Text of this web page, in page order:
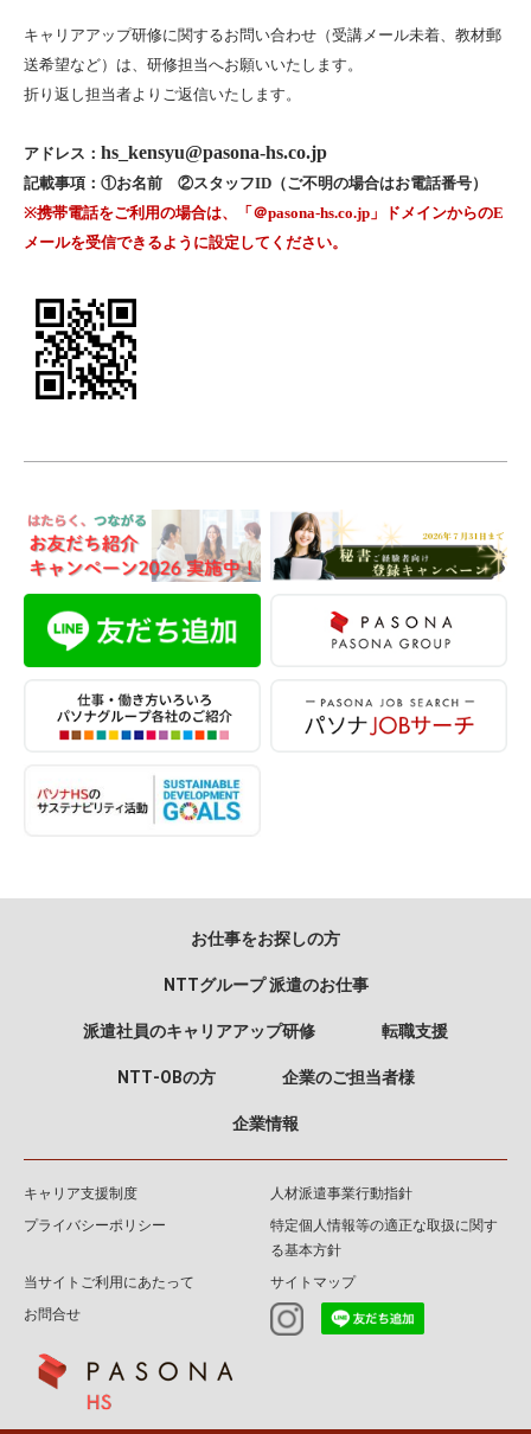
キャリアアップ研修に関するお問い合わせ（受講メール未着、教材郵
送希望など）は、研修担当へお願いいたします。
折り返し担当者よりご返信いたします。
アドレス： hs_ kensyu@pasona-hs.co.jp
記載事項：①お名前 ②スタッフID（ご不明の場合はお電話番号）
※携帯電話をご利用の場合は、「＠pasona-hs.co.jp」ドメインからのE
メールを受信できるように設定してください。
お仕事をお探しの方
NTTグループ 派遣のお仕事
派遣社員のキャリアアップ研修 転職支援
NTT‐OBの方 企業のご担当者様
企業情報
キャリア支援制度
人材派遣事業行動指針
プライバシーポリシー
特定個人情報等の適正な取扱に関す
る基本方針
当サイトご利用にあたって
サイトマップ
お問合せ